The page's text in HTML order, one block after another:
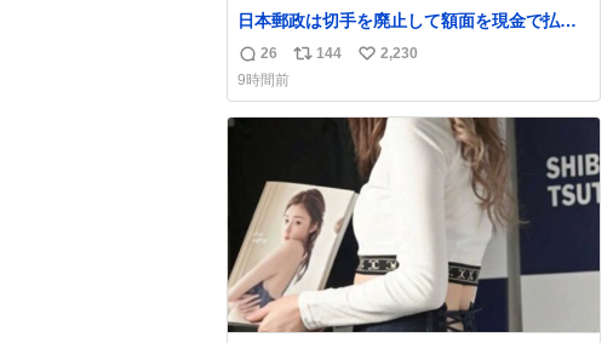
日本郵政は切手を廃止して額面を現金で払い
戻せ2026 #日本郵政 @JapanPostHD_PR
返
信
数
26
リ
ス
144
い
ね
数
2,230
9時間前